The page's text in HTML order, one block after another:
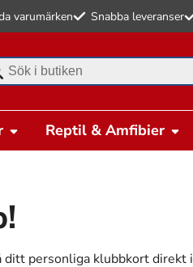
varumärken Snabba leveranser
Börja skriva för att söka
Reptil & Amfibier
ditt personliga klubbkort direkt i